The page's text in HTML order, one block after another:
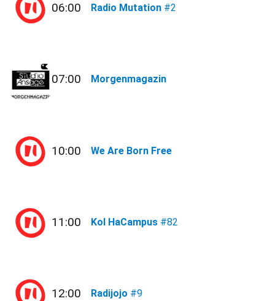
06:00 Radio Mutation #2
07:00 Morgenmagazin
10:00 We Are Born Free
11:00 Kol HaCampus #82
12:00 Radijojo #9